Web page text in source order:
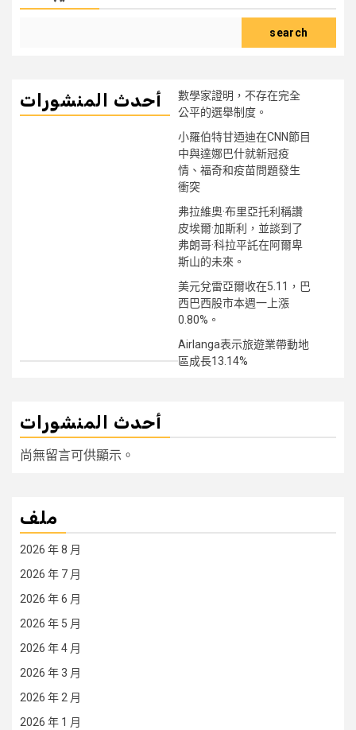
search
أحدث المنشورات
數學家證明，不存在完全
公平的選舉制度。
小羅伯特甘迺迪在CNN節目
中與達娜巴什就新冠疫
情、福奇和疫苗問題發生
衝突
弗拉維奧·布里亞托利稱讚
皮埃爾·加斯利，並談到了
弗朗哥·科拉平託在阿爾卑
斯山的未來。
美元兌雷亞爾收在5.11，巴
西巴西股市本週一上漲
0.80%。
Airlanga表示旅遊業帶動地
區成長13.14%
أحدث المنشورات
尚無留言可供顯示。
ملف
2026 年 8 月
2026 年 7 月
2026 年 6 月
2026 年 5 月
2026 年 4 月
2026 年 3 月
2026 年 2 月
2026 年 1 月